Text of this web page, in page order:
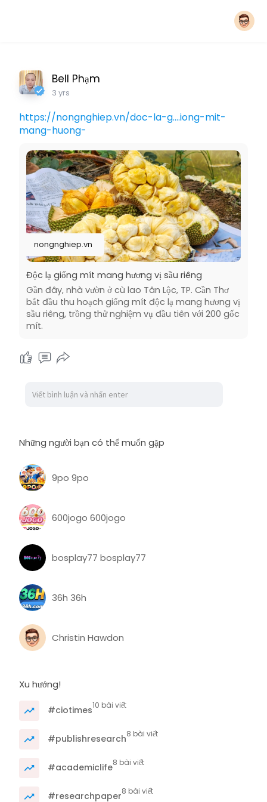
Bell Phạm
3 yrs
https://nongnghiep.vn/doc-la-g....iong-mit-
mang-huong-
nongnghiep.vn
Độc lạ giống mít mang hương vị sầu riêng
Gần đây, nhà vườn ở cù lao Tân Lộc, TP. Cần Thơ
bắt đầu thu hoạch giống mít độc lạ mang hương vị
sầu riêng, trồng thử nghiệm vụ đầu tiên với 200 gốc
mít.
Những người bạn có thể muốn gặp
9po 9po
600jogo 600jogo
bosplay77 bosplay77
36h 36h
Christin Hawdon
Xu hướng!
#ciotimes10 bài viết
#publishresearch8 bài viết
#academiclife8 bài viết
#researchpaper8 bài viết